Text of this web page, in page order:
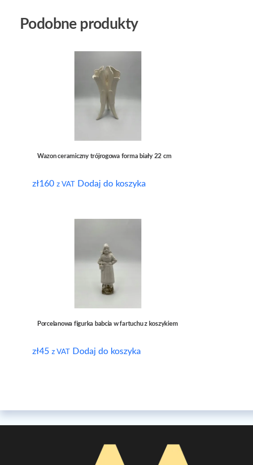
Podobne produkty
Wazon ceramiczny trójrogowa forma biały 22 cm
zł160 z VAT Dodaj do koszyka
Porcelanowa figurka babcia w fartuchu z koszykiem
zł45 z VAT Dodaj do koszyka